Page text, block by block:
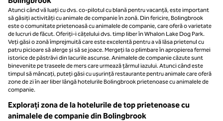
Atunci când vă luați cu dvs. co-pilotul cu blană pentru vacanță, este important
să găsiți activități cu animale de companie în zonă. Din fericire, Bolingbrook
este o comunitate prietenoasă cu animalele de companie, care oferă o varietate
de lucruri de făcut. Oferiți-i cățelului dvs. timp liber în Whalon Lake Dog Park.
Veți găsi o zonă împrejmuită care este excelentă pentru a vă lăsa prietenul cu
patru picioare să alerge și să se joace. Mergeți la o plimbare în apropierea fermei
istorice de păstrăvi din lacurile ascunse. Animalele de companie căzute sunt
binevenite pe traseele de mers care urmează țărmul iazului. Atunci când este
timpul să mâncați, puteți găsi cu ușurință restaurante pentru animale care oferă
zone de zi în aer liber lângă hotelurile Bolingbrook prietenoase cu animalele de
companie.
Explorați zona de la hotelurile de top prietenoase cu
animalele de companie din Bolingbrook